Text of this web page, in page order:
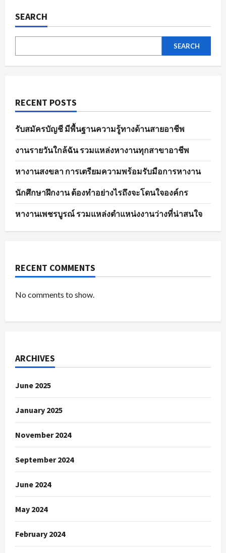
ใน
SEARCH
SEARCH
RECENT POSTS
รับสมัครบัญชี มีพื้นฐานความรู้ทางด้านสายอาชีพ
งานรายวันใกล้ฉัน รวมแหล่งหางานทุกสาขาอาชีพ
หางานสงขลา การเตรียมความพร้อมรับมือการหางาน
นักศึกษาฝึกงาน ต้องทำอย่างไรถึงจะโดนใจองค์กร
หางานเพชรบูรณ์ รวมแหล่งตำแหน่งงานว่างที่น่าสนใจ
RECENT COMMENTS
No comments to show.
ARCHIVES
June 2025
January 2025
November 2024
September 2024
June 2024
May 2024
February 2024